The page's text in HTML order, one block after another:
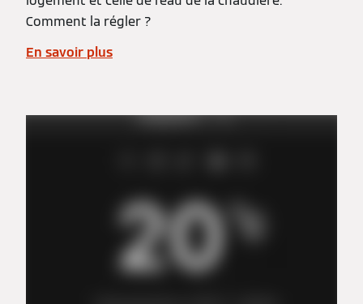
Comment la régler ?
En savoir plus